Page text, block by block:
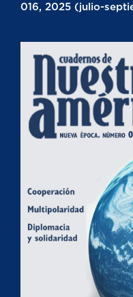
016, 2025 (julio-